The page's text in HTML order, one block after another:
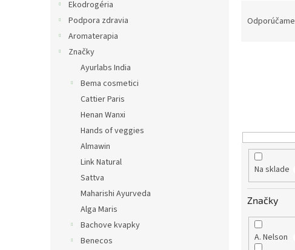
Ekodrogéria
Podpora zdravia
Aromaterapia
Značky
Ayurlabs India
Bema cosmetici
Cattier Paris
Henan Wanxi
Hands of veggies
Almawin
Link Natural
Sattva
Maharishi Ayurveda
Alga Maris
Bachove kvapky
Benecos
d
Odporúčame
Na sklade
Značky
A. Nelson